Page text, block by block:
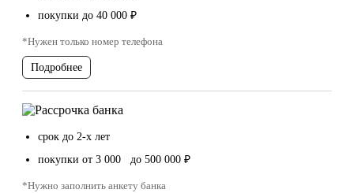
покупки до 40 000 ₽
*Нужен только номер телефона
Подробнее
срок до 2-х лет
покупки от 3 000 до 500 000 ₽
*Нужно заполнить анкету банка